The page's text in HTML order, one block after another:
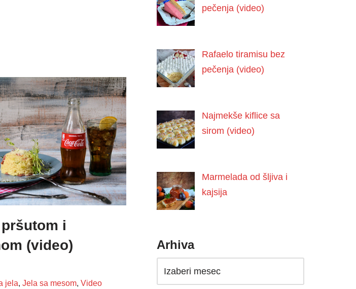
i
(video)
jela, Jela sa mesom, Video
pečenja (video)
Rafaelo tiramisu bez
pečenja (video)
Najmekše kiflice sa
sirom (video)
Marmelada od šljiva i
kajsija
Arhiva